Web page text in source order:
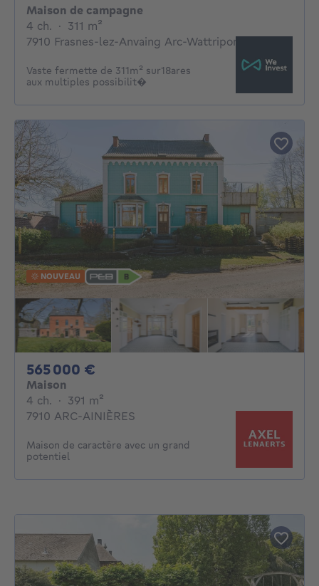
Maison de campagne
4 ch. 4 chambres
· 311 m²
7910 Frasnes-lez-Anvaing Arc-Wattripont
Vaste fermette de 311m² sur18ares
aux multiples possibilit�
NOUVEAU
565 000 €
Maison
4 ch. 4 chambres
· 391 m²
7910 ARC-AINIÈRES
Maison de caractère avec un grand
potentiel